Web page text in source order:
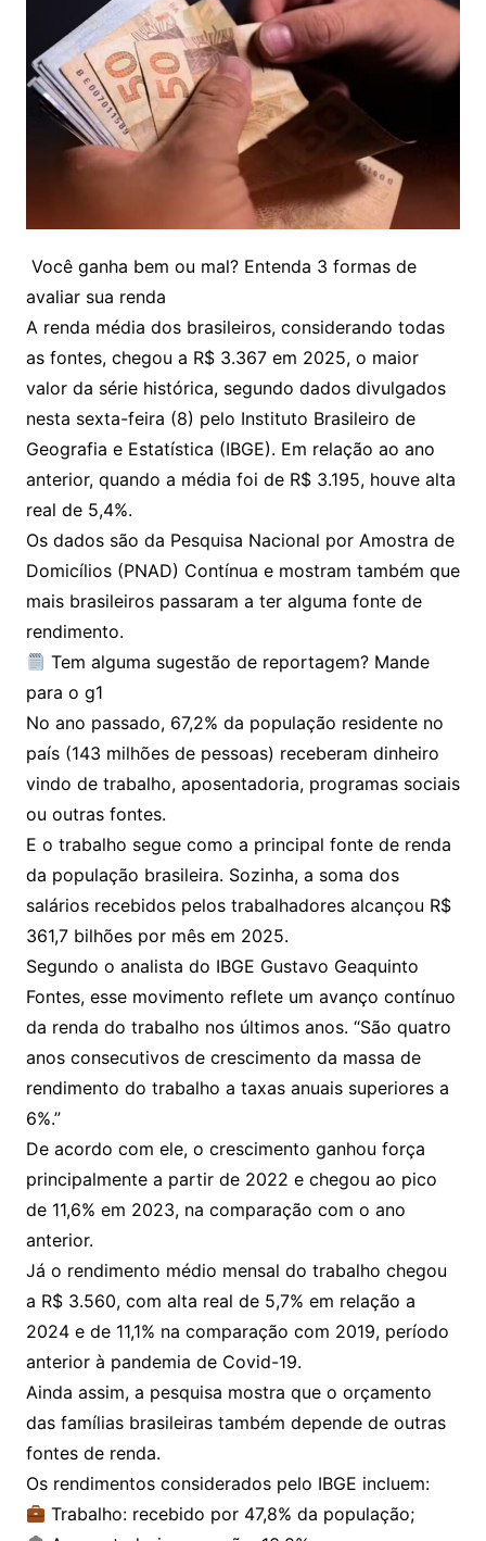
Você ganha bem ou mal? Entenda 3 formas de
avaliar sua renda
A renda média dos brasileiros, considerando todas
as fontes, chegou a R$ 3.367 em 2025, o maior
valor da série histórica, segundo dados divulgados
nesta sexta-feira (8) pelo Instituto Brasileiro de
Geografia e Estatística (IBGE). Em relação ao ano
anterior, quando a média foi de R$ 3.195, houve alta
real de 5,4%.
Os dados são da Pesquisa Nacional por Amostra de
Domicílios (PNAD) Contínua e mostram também que
mais brasileiros passaram a ter alguma fonte de
rendimento.
Tem alguma sugestão de reportagem? Mande
para o g1
No ano passado, 67,2% da população residente no
país (143 milhões de pessoas) receberam dinheiro
vindo de trabalho, aposentadoria, programas sociais
ou outras fontes.
E o trabalho segue como a principal fonte de renda
da população brasileira. Sozinha, a soma dos
salários recebidos pelos trabalhadores alcançou R$
361,7 bilhões por mês em 2025.
Segundo o analista do IBGE Gustavo Geaquinto
Fontes, esse movimento reflete um avanço contínuo
da renda do trabalho nos últimos anos. “São quatro
anos consecutivos de crescimento da massa de
rendimento do trabalho a taxas anuais superiores a
6%.”
De acordo com ele, o crescimento ganhou força
principalmente a partir de 2022 e chegou ao pico
de 11,6% em 2023, na comparação com o ano
anterior.
Já o rendimento médio mensal do trabalho chegou
a R$ 3.560, com alta real de 5,7% em relação a
2024 e de 11,1% na comparação com 2019, período
anterior à pandemia de Covid-19.
Ainda assim, a pesquisa mostra que o orçamento
das famílias brasileiras também depende de outras
fontes de renda.
Os rendimentos considerados pelo IBGE incluem:
Trabalho: recebido por 47,8% da população;